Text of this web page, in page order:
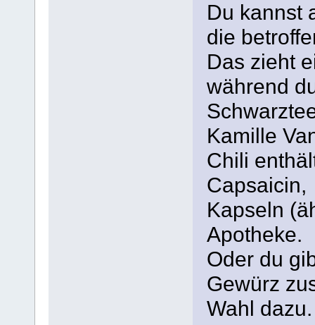
Du kannst
die
Das zieht
während
Kamille
Chili
Capsaicin,
Kapseln
Apotheke.
Oder du
Gewürz
Wahl dazu.